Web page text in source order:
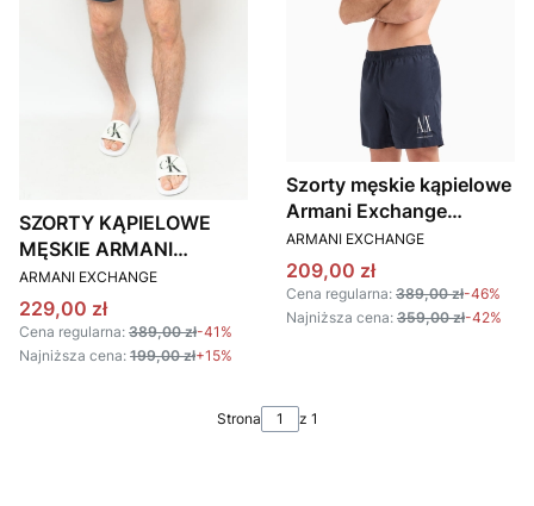
SZORTY KĄPIELOWE
MĘSKIE ARMANI
EXCHANGE 953035
CC630 GRANATOWE
PRODUCENT
ARMANI EXCHANGE
Cena promocyjna
229,00 zł
Cena regularna: 389,00 zł-41%
Najniższa cena: 199,00 zł+15%
Szorty męskie kąpielowe
Armani Exchange
953034 CC623
granatowy
PRODUCENT
ARMANI EXCHANGE
Cena promocyjna
209,00 zł
Cena regularna: 389,00 zł-46%
Najniższa cena: 359,00 zł-42%
Strona z 1